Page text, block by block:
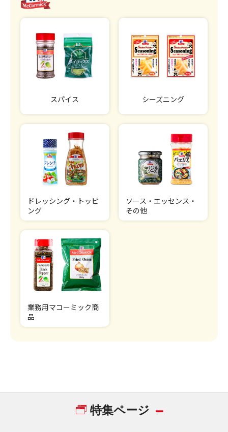
スパイス シーズニング
ドレッシング・トッピ
ング
ソース・エッセンス・
その他
業務用マコーミック商
品
特集ページ